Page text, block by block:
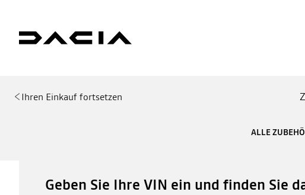
Ihren Einkauf fortsetzen
ALLE
Geben Sie Ihre VIN ein und finden Sie